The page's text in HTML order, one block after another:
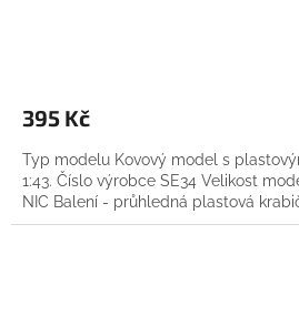
395 Kč
Typ modelu Kovový model s
1:43. Číslo výrobce SE34 Velikost
NIC Balení - průhledná plastová